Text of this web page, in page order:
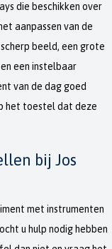
die beschikken over
aanpassen van de
beeld, een grote
een instelbaar
van de dag goed
het toestel dat deze
bij Jos
met instrumenten
u hulp nodig hebben